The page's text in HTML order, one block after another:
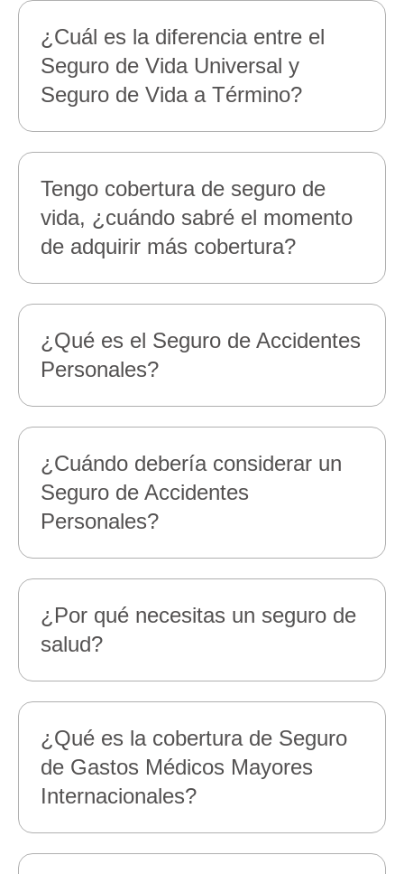
¿Cuál es la diferencia entre el
Seguro de Vida Universal y
Seguro de Vida a Término?
Tengo cobertura de seguro de
vida, ¿cuándo sabré el momento
de adquirir más cobertura?
¿Qué es el Seguro de Accidentes
Personales?
¿Cuándo debería considerar un
Seguro de Accidentes
Personales?
¿Por qué necesitas un seguro de
salud?
¿Qué es la cobertura de Seguro
de Gastos Médicos Mayores
Internacionales?